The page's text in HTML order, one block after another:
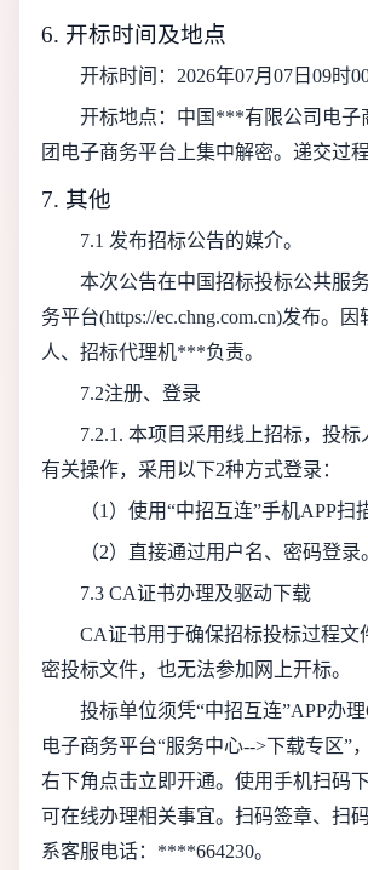
6. 开标时间及地点
开标时间： 2026年07月07日09时
开标地点：中国***有限公司电子
团电子商务平台上集中解密。递交过
7. 其他
7.1 发布招标公告的媒介。
本次公告在中国招标投标公共服
务平台(https://ec.chng.com.cn)发布。
因
人、招标代理机***负责。
7.2注册、登录
7.2.1. 本项目采用线上招标，投
有关操作，采用以下2种方式登录：
（1）使用“中招互连”手机APP
（2）直接通过用户名、密码登录
7.3 CA证书办理及驱动下载
CA证书用于确保招标投标过程
密投标文件，也无法参加网上开标。
投标单位须凭“中招互连”APP办
电子商务平台“服务中心-->下载专区
右下角点击立即开通。使用手机扫码
可在线办理相关事宜。扫码签章、扫
系客服电话：****664230。